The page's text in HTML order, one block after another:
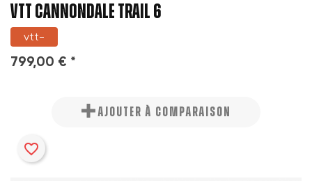
VTT CANNONDALE TRAIL 6
vtt-
799,00 € *
AJOUTER À COMPARAISON
favorite_border